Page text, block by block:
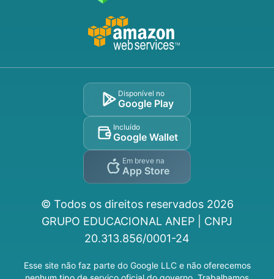
Disponível no
Google Play
Incluído
Google Wallet
Em breve na
App Store
© Todos os direitos reservados 2026
GRUPO EDUCACIONAL ANEP | CNPJ
20.313.856/0001-24
Esse site não faz parte do Google LLC e não oferecemos